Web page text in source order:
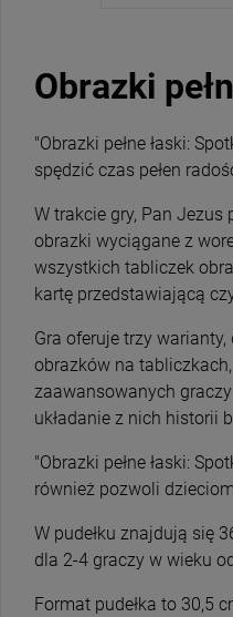
Magnesy religijne
Kardynał Stefan
26,00 zł
-
+
Opakowani
Obrazki
"Obrazki pełne łaski:
spędzić czas pełen
W trakcie gry, Pan
obrazki wyciągane z
wszystkich tabliczek
kartę przedstawiającą
Gra oferuje trzy
obrazków na
zaawansowanych
układanie z nich historii
"Obrazki pełne łaski:
również pozwoli
W pudełku znajdują się
dla 2-4 graczy w wieku
Format pudełka to 30,5